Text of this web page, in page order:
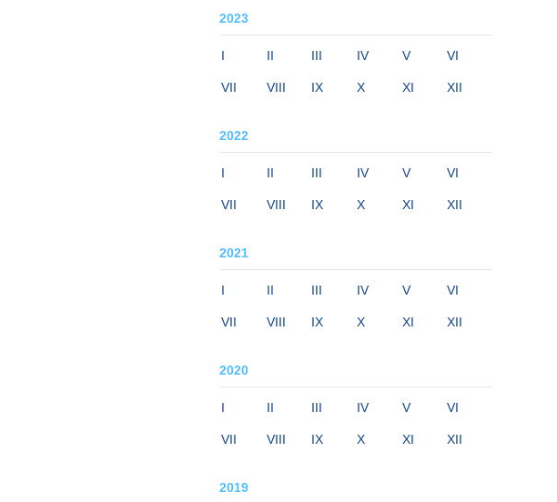
2023
I II III IV V VI
VII VIII IX X XI XII
2022
I II III IV V VI
VII VIII IX X XI XII
2021
I II III IV V VI
VII VIII IX X XI XII
2020
I II III IV V VI
VII VIII IX X XI XII
2019